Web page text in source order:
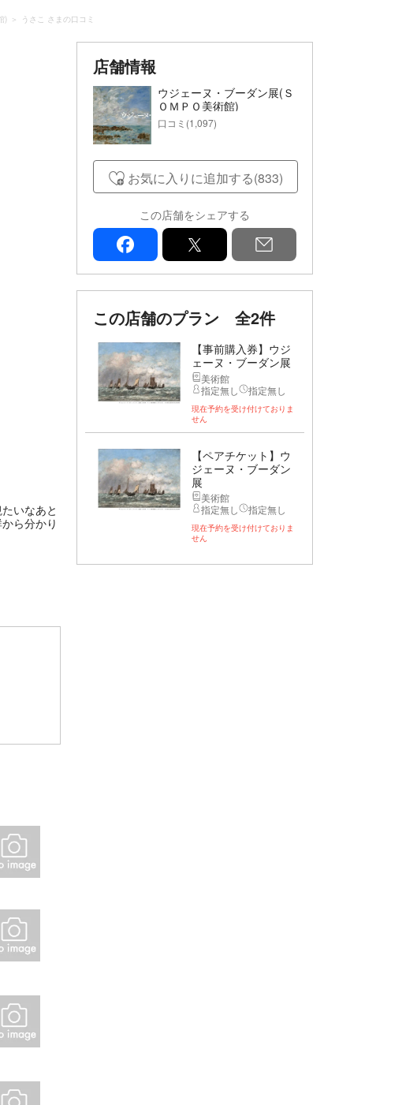
) うさこ さまの口コミ
いなあと
ら分かり
店舗情報
ウジェーヌ・ブーダン展(Ｓ
ＯＭＰＯ美術館)
口コミ(1,097)
お気に入りに追加する(833)
この店舗をシェアする
facebook
この店舗のプラン 全2件
【事前購入券】ウジ
ェーヌ・ブーダン展
美術館
指定無し
指定無し
現在予約を受け付けておりま
せん
【ペアチケット】ウ
ジェーヌ・ブーダン
展
美術館
指定無し
指定無し
現在予約を受け付けておりま
せん